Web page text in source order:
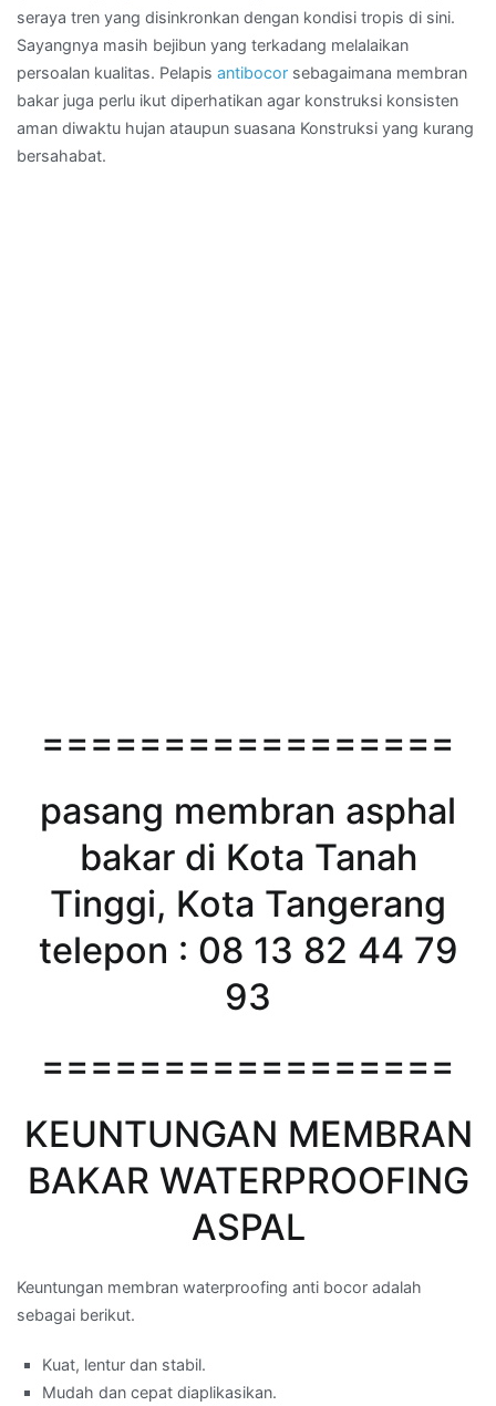
seraya tren yang disinkronkan dengan kondisi tropis di sini.
Sayangnya masih bejibun yang terkadang melalaikan
persoalan kualitas. Pelapis antibocor sebagaimana membran
bakar juga perlu ikut diperhatikan agar konstruksi konsisten
aman diwaktu hujan ataupun suasana Konstruksi yang kurang
bersahabat.
=================
pasang membran asphal
bakar di Kota Tanah
Tinggi, Kota Tangerang
telepon : 08 13 82 44 79
93
=================
KEUNTUNGAN MEMBRAN
BAKAR WATERPROOFING
ASPAL
Keuntungan membran waterproofing anti bocor adalah
sebagai berikut.
Kuat, lentur dan stabil.
Mudah dan cepat diaplikasikan.